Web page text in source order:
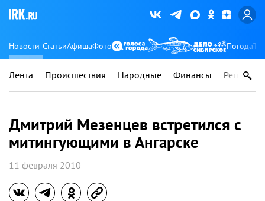
Новости СтатьиАфишаФото Погода
Лента Происшествия Народные Финансы Регионы
Дмитрий Мезенцев встретился с
митингующими в Ангарске
11 февраля 2010